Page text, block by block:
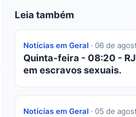
Leia também
Notícias em Geral · 06 de
Quinta-feira - 08:20 -
em escravos sexuais.
Notícias em Geral · 05 de